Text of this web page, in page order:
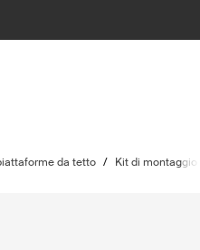
da tetto / Kit di montaggio